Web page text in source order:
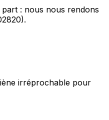
: nous nous rendons
irréprochable pour